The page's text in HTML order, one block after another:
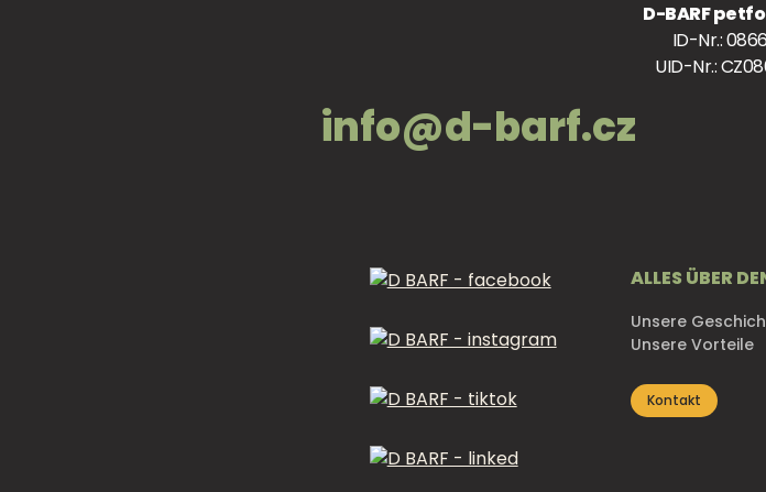
D-BARF
ID-Nr.:
UID-Nr.:
info@d-barf.cz
ALLES ÜBER
Unsere
Unsere Vorteile
Kontakt